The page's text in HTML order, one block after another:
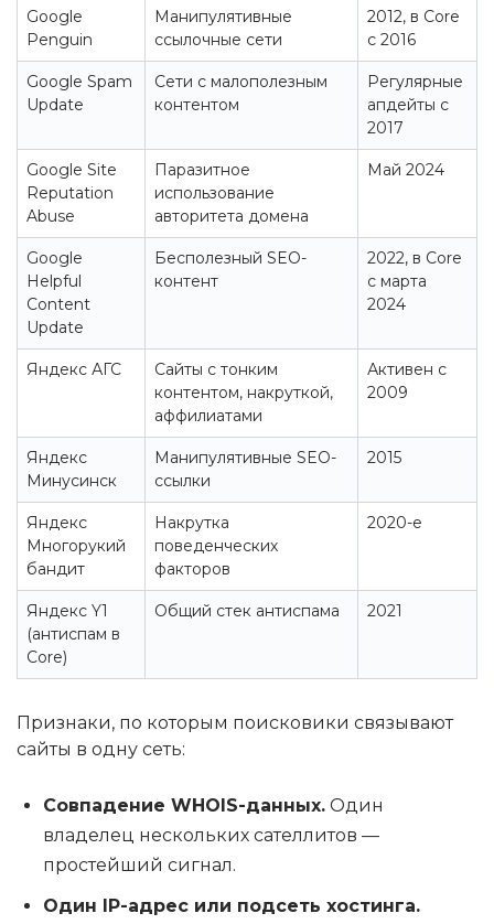
Google
Penguin
Манипулятивные
ссылочные сети
2012, в Core
с 2016
Google Spam
Update
Сети с малополезным
контентом
Регулярные
апдейты с
2017
Google Site
Reputation
Abuse
Паразитное
использование
авторитета домена
Май 2024
Google
Helpful
Content
Update
Бесполезный SEO-
контент
2022, в Core
с марта
2024
Яндекс АГС
Сайты с тонким
контентом, накруткой,
аффилиатами
Активен с
2009
Яндекс
Минусинск
Манипулятивные SEO-
ссылки
2015
Яндекс
Многорукий
бандит
Накрутка
поведенческих
факторов
2020-е
Яндекс Y1
(антиспам в
Core)
Общий стек антиспама 2021
Признаки, по которым поисковики связывают
сайты в одну сеть:
Совпадение WHOIS-данных. Один
владелец нескольких сателлитов —
простейший сигнал.
Один IP-адрес или подсеть хостинга.